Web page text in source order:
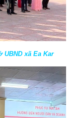
xã Ea Kar